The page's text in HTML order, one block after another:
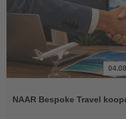
dieNAAR Bespoke Travel